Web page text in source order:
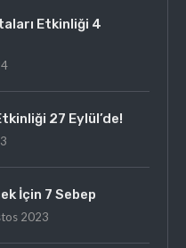
Etkinliği 4
27 Eylül’de!
İçin 7 Sebep
2023